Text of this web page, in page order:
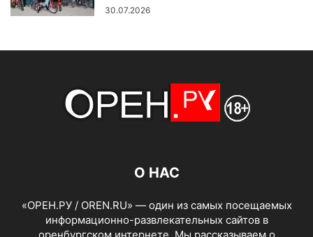
30.07.2026
О НАС
«ОРЕН.РУ / OREN.RU» — один из самых посещаемых
информационно-развлекательных сайтов в